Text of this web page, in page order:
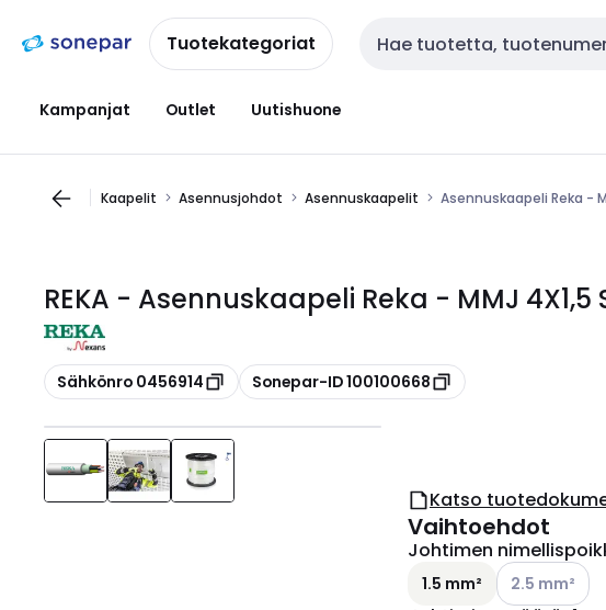
navigointiinsisältöönTuotekategoriat Haku
Kampanjat Outlet Uutishuone
Kaapelit Asennusjohdot Asennuskaapelit Asennuskaapeli Reka -
REKA - Asennuskaapeli Reka - MMJ 4X1,5
Kopioi
Sähkönro 0456914 Kopioi
Sonepar-ID 100100668
Katso
Vaihtoehdot
Johtimen
1.5 mm² Katso
2.5 mm²